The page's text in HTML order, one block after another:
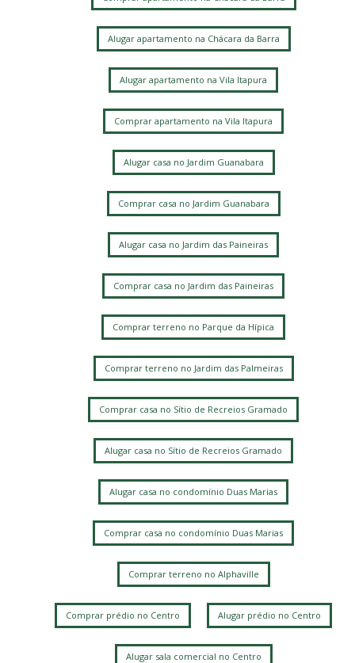
Alugar apartamento na Chácara da Barra
Alugar apartamento na Vila Itapura
Comprar apartamento na Vila Itapura
Alugar casa no Jardim Guanabara
Comprar casa no Jardim Guanabara
Alugar casa no Jardim das Paineiras
Comprar casa no Jardim das Paineiras
Comprar terreno no Parque da Hípica
Comprar terreno no Jardim das Palmeiras
Comprar casa no Sítio de Recreios Gramado
Alugar casa no Sítio de Recreios Gramado
Alugar casa no condomínio Duas Marias
Comprar casa no condomínio Duas Marias
Comprar terreno no Alphaville
Comprar prédio no Centro Alugar prédio no Centro
Alugar sala comercial no Centro